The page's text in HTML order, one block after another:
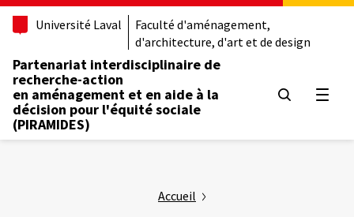
Aller
principal
Université Laval
Faculté d'aménagement,
d'architecture, d'art et de design
Partenariat interdisciplinaire de
recherche-action
en aménagement et en aide à la
décision pour l'équité sociale
(PIRAMIDES)
Accueil